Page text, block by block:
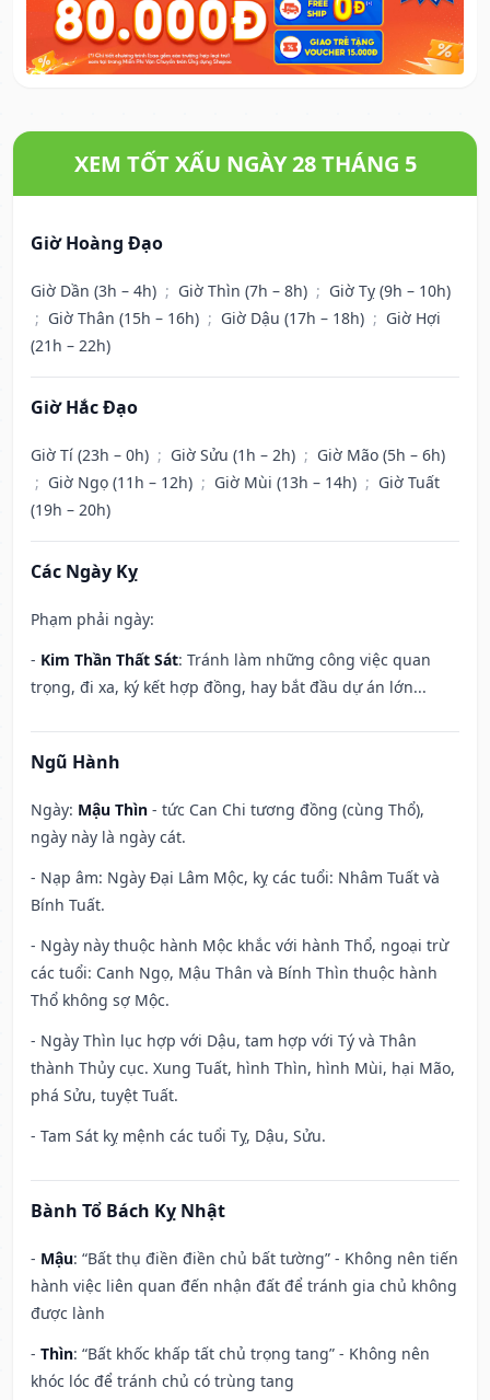
XEM TỐT XẤU NGÀY 28 THÁNG 5
Giờ Hoàng Đạo
Giờ Dần (3h – 4h) ; Giờ Thìn (7h – 8h) ; Giờ Tỵ (9h – 10h)
; Giờ Thân (15h – 16h) ; Giờ Dậu (17h – 18h) ; Giờ Hợi
(21h – 22h)
Giờ Hắc Đạo
Giờ Tí (23h – 0h) ; Giờ Sửu (1h – 2h) ; Giờ Mão (5h – 6h)
; Giờ Ngọ (11h – 12h) ; Giờ Mùi (13h – 14h) ; Giờ Tuất
(19h – 20h)
Các Ngày Kỵ
Phạm phải ngày:
- Kim Thần Thất Sát: Tránh làm những công việc quan
trọng, đi xa, ký kết hợp đồng, hay bắt đầu dự án lớn...
Ngũ Hành
Ngày: Mậu Thìn - tức Can Chi tương đồng (cùng Thổ),
ngày này là ngày cát.
- Nạp âm: Ngày Đại Lâm Mộc, kỵ các tuổi: Nhâm Tuất và
Bính Tuất.
- Ngày này thuộc hành Mộc khắc với hành Thổ, ngoại trừ
các tuổi: Canh Ngọ, Mậu Thân và Bính Thìn thuộc hành
Thổ không sợ Mộc.
- Ngày Thìn lục hợp với Dậu, tam hợp với Tý và Thân
thành Thủy cục. Xung Tuất, hình Thìn, hình Mùi, hại Mão,
phá Sửu, tuyệt Tuất.
- Tam Sát kỵ mệnh các tuổi Tỵ, Dậu, Sửu.
Bành Tổ Bách Kỵ Nhật
- Mậu: “Bất thụ điền điền chủ bất tường” - Không nên tiến
hành việc liên quan đến nhận đất để tránh gia chủ không
được lành
- Thìn: “Bất khốc khấp tất chủ trọng tang” - Không nên
khóc lóc để tránh chủ có trùng tang